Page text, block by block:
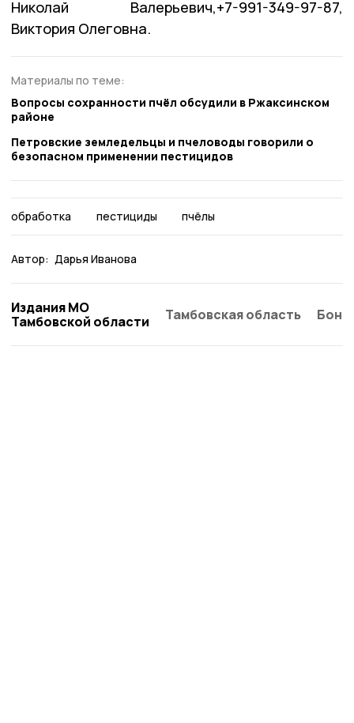
Николай Валерьевич,+7-991-349-97-87,
Виктория Олеговна.
Материалы по теме:
Вопросы сохранности пчёл обсудили в Ржаксинском
районе
Петровские земледельцы и пчеловоды говорили о
безопасном применении пестицидов
обработка пестициды пчёлы
Автор: Дарья Иванова
Издания МО
Тамбовской области
Тамбовская область